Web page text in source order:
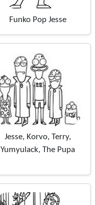
Funko Pop Jesse
Jesse, Korvo, Terry,
Yumyulack, The Pupa